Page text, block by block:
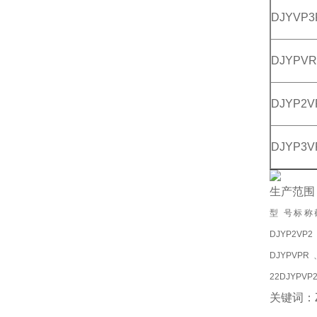
DJYPVR
生产范围
型 号标称
DJYPVPR
关键词